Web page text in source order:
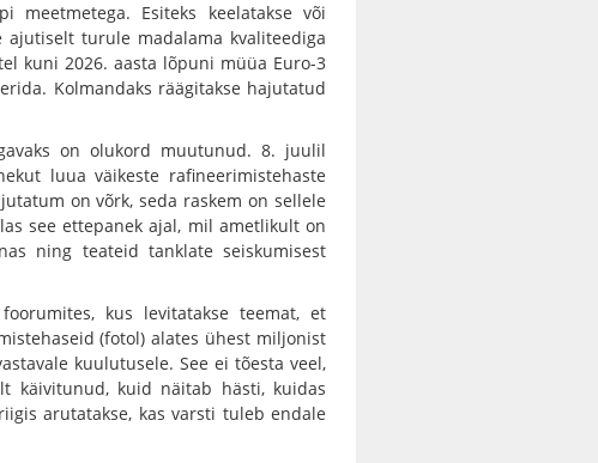
Esiteks keelatakse või
ajutiselt turule madalama kvaliteediga
kuni 2026. aasta lõpuni müüa Euro-3
Kolmandaks räägitakse hajutatud
on olukord muutunud. 8. juulil
luua väikeste rafineerimistehaste
on võrk, seda raskem on sellele
see ettepanek ajal, mil ametlikult on
ning teateid tanklate seiskumisest
kus levitatakse teemat, et
(fotol) alates ühest miljonist
kuulutusele. See ei tõesta veel,
käivitunud, kuid näitab hästi, kuidas
arutatakse, kas varsti tuleb endale